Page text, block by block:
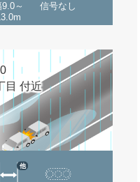
～
信号なし
目 付近
他